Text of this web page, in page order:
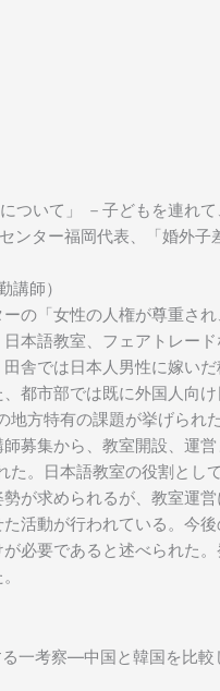
ついて」 －子どもを連れ
ンター福岡代表、「婚外
講師）
の「女性の人権が尊重さ
本語教室、フェアトレー
舎では日本人男性に嫁い
都市部では既に外国人
方特有の課題が挙げられた
募集から、教室開設、
た。日本語教室の役割
が求められるが、教室運
活動が行われている。今
必要であると述べられ
一考察―中国と韓国を比較